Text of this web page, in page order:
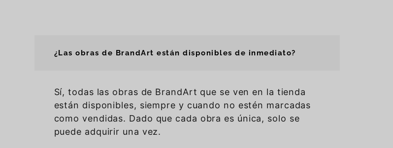
¿Las obras de BrandArt están disponibles de inmediato?
Sí, todas las obras de BrandArt que se ven en la tienda
están disponibles, siempre y cuando no estén marcadas
como vendidas. Dado que cada obra es única, solo se
puede adquirir una vez.